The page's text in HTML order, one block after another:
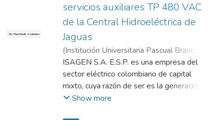
No Thumbnail Available
servicios auxiliares TP 480 VAC
de la Central Hidroeléctrica de
Jaguas
(Institución Universitaria Pascual Bravo
2003)Ríos Ramírez, Gerardo;Yarce Ruiz,
Mario Javier
ISAGEN S.A. E.S.P. es una empresa del
sector eléctrico colombiano de capital
mixto, cuya razón de ser es la generación y
comercialización de energía. La central
Show more